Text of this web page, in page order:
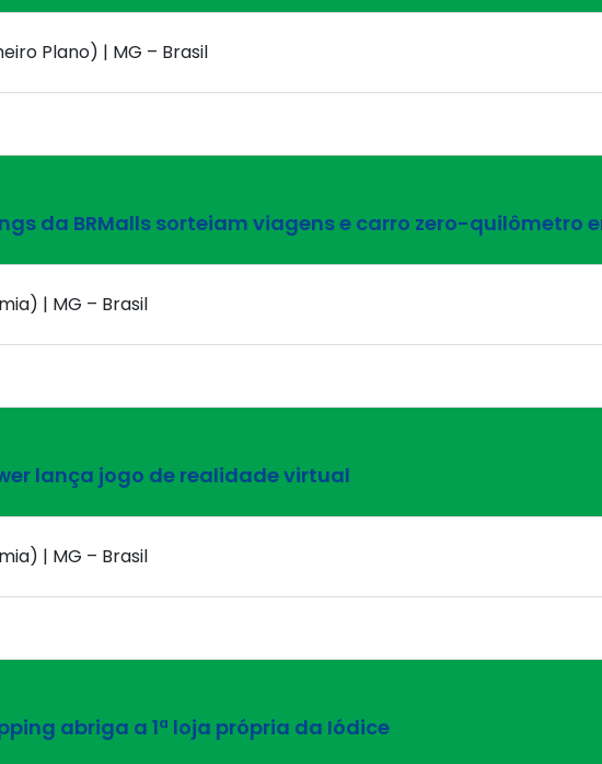
Plano) | MG – Brasil
da BRMalls sorteiam viagens e carro zero-quilômetro
| MG – Brasil
lança jogo de realidade virtual
| MG – Brasil
abriga a 1ª loja própria da Iódice